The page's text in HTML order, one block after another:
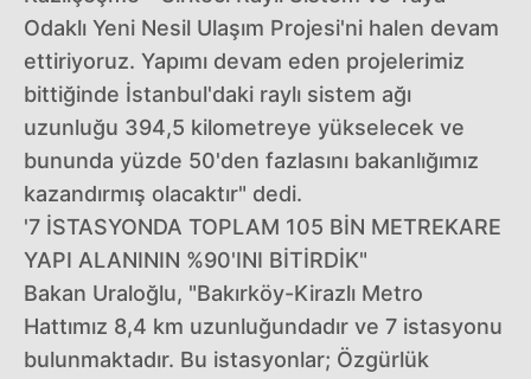
Odaklı Yeni Nesil Ulaşım Projesi'ni halen devam
ettiriyoruz. Yapımı devam eden projelerimiz
bittiğinde İstanbul'daki raylı sistem ağı
uzunluğu 394,5 kilometreye yükselecek ve
bununda yüzde 50'den fazlasını bakanlığımız
kazandırmış olacaktır" dedi.
'7 İSTASYONDA TOPLAM 105 BİN METREKARE
YAPI ALANININ %90'INI BİTİRDİK"
Bakan Uraloğlu, "Bakırköy-Kirazlı Metro
Hattımız 8,4 km uzunluğundadır ve 7 istasyonu
bulunmaktadır. Bu istasyonlar; Özgürlük